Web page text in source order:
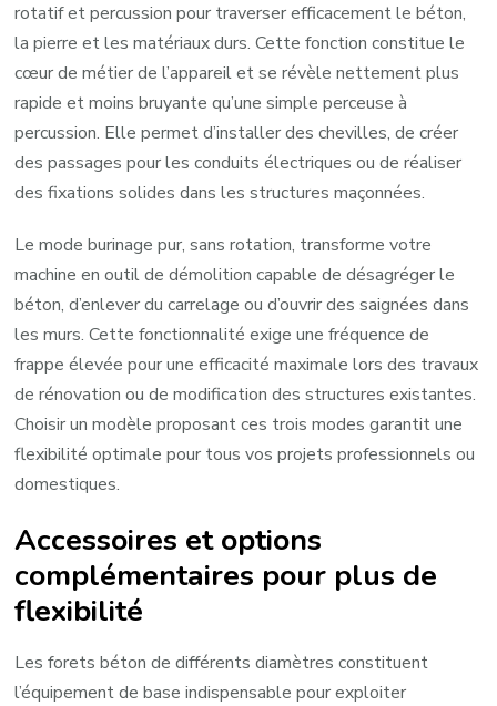
rotatif et percussion pour traverser efficacement le béton,
la pierre et les matériaux durs. Cette fonction constitue le
cœur de métier de l’appareil et se révèle nettement plus
rapide et moins bruyante qu’une simple perceuse à
percussion. Elle permet d’installer des chevilles, de créer
des passages pour les conduits électriques ou de réaliser
des fixations solides dans les structures maçonnées.
Le mode burinage pur, sans rotation, transforme votre
machine en outil de démolition capable de désagréger le
béton, d’enlever du carrelage ou d’ouvrir des saignées dans
les murs. Cette fonctionnalité exige une fréquence de
frappe élevée pour une efficacité maximale lors des travaux
de rénovation ou de modification des structures existantes.
Choisir un modèle proposant ces trois modes garantit une
flexibilité optimale pour tous vos projets professionnels ou
domestiques.
Accessoires et options
complémentaires pour plus de
flexibilité
Les forets béton de différents diamètres constituent
l’équipement de base indispensable pour exploiter